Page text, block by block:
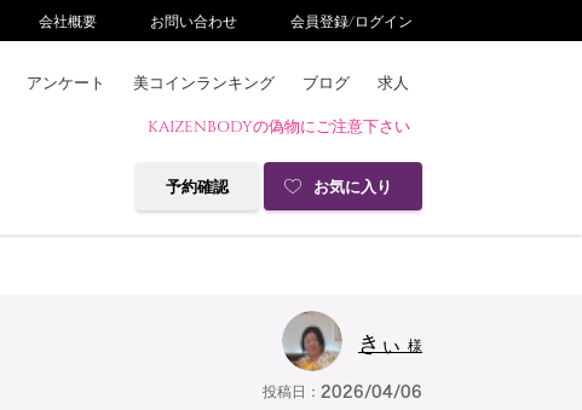
会社概要 お問い合わせ 会員登録/ログイン
アンケート 美コインランキング ブログ 求人
KAIZENBODYの偽物にご注意下さい
予約確認 お気に入り
きぃ 様
投稿日： 2026/04/06